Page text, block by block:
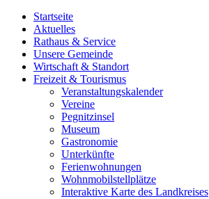
Startseite
Aktuelles
Rathaus & Service
Unsere Gemeinde
Wirtschaft & Standort
Freizeit & Tourismus
Veranstaltungskalender
Vereine
Pegnitzinsel
Museum
Gastronomie
Unterkünfte
Ferienwohnungen
Wohnmobilstellplätze
Interaktive Karte des Landkreises